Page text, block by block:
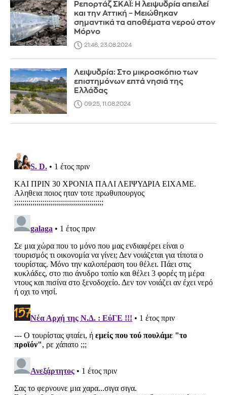
Ρεπορτάζ ΣΚΑΪ: Η λειψυδρία απειλεί
και την Αττική – Μειώθηκαν
σημαντικά τα αποθέματα νερού στον
Μόρνο
21:46, 23.08.2024
Λειψυδρία: Στο μικροσκόπιο των
επιστημόνων επτά νησιά της
Ελλάδας
09:25, 11.08.2024